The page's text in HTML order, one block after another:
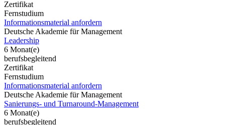
Zertifikat
Fernstudium
Informationsmaterial anfordern
Deutsche Akademie für Management
Leadership
6 Monat(e)
berufsbegleitend
Zertifikat
Fernstudium
Informationsmaterial anfordern
Deutsche Akademie für Management
Sanierungs- und Turnaround-Management
6 Monat(e)
berufsbegleitend